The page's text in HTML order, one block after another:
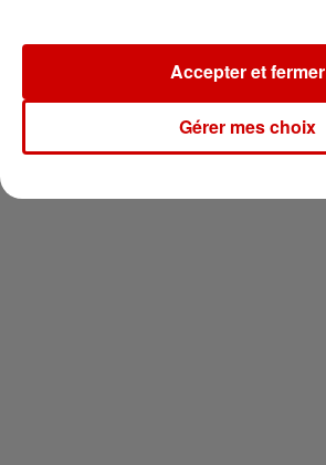
Gérer mes choix
Accepter et fermer